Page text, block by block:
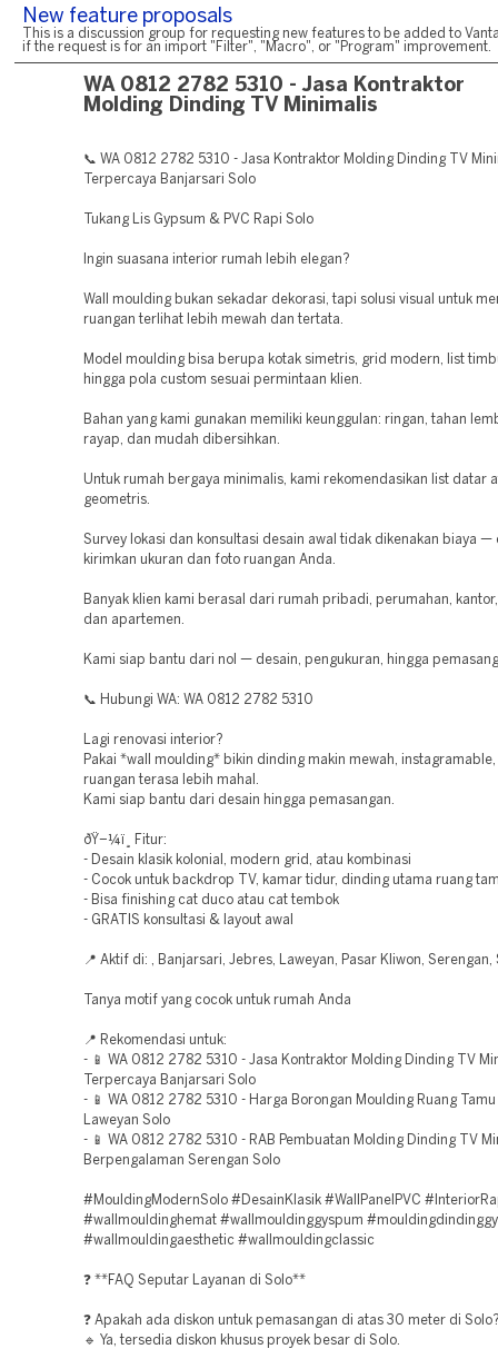
New feature proposals
This is a discussion group for requesting new features to be added to
if the request is for an import "Filter", "Macro", or "Program" improvement.
WA 0812 2782 5310 - Jasa Kontraktor
Molding Dinding TV Minimalis
📞 WA 0812 2782 5310 - Jasa Kontraktor Molding Dinding TV
Terpercaya Banjarsari Solo
Tukang Lis Gypsum & PVC Rapi Solo
Ingin suasana interior rumah lebih elegan?
Wall moulding bukan sekadar dekorasi, tapi solusi visual untuk
ruangan terlihat lebih mewah dan tertata.
Model moulding bisa berupa kotak simetris, grid modern, list
hingga pola custom sesuai permintaan klien.
Bahan yang kami gunakan memiliki keunggulan: ringan, tahan
rayap, dan mudah dibersihkan.
Untuk rumah bergaya minimalis, kami rekomendasikan list datar
geometris.
Survey lokasi dan konsultasi desain awal tidak dikenakan biaya —
kirimkan ukuran dan foto ruangan Anda.
Banyak klien kami berasal dari rumah pribadi, perumahan,
dan apartemen.
Kami siap bantu dari nol — desain, pengukuran, hingga
📞 Hubungi WA: WA 0812 2782 5310
Lagi renovasi interior?
Pakai *wall moulding* bikin dinding makin mewah,
ruangan terasa lebih mahal.
Kami siap bantu dari desain hingga pemasangan.
ðŸ–¼ï¸ Fitur:
- Desain klasik kolonial, modern grid, atau kombinasi
- Cocok untuk backdrop TV, kamar tidur, dinding utama ruang
- Bisa finishing cat duco atau cat tembok
- GRATIS konsultasi & layout awal
📍 Aktif di: , Banjarsari, Jebres, Laweyan, Pasar Kliwon, Serengan,
Tanya motif yang cocok untuk rumah Anda
📍 Rekomendasi untuk:
- 📱 WA 0812 2782 5310 - Jasa Kontraktor Molding Dinding TV
Terpercaya Banjarsari Solo
- 📱 WA 0812 2782 5310 - Harga Borongan Moulding Ruang
Laweyan Solo
- 📱 WA 0812 2782 5310 - RAB Pembuatan Molding Dinding TV
Berpengalaman Serengan Solo
#MouldingModernSolo #DesainKlasik #WallPanelPVC
#wallmouldinghemat #wallmouldinggyspum
#wallmouldingaesthetic #wallmouldingclassic
❓ **FAQ Seputar Layanan di Solo**
❓ Apakah ada diskon untuk pemasangan di atas 30 meter di
🔹 Ya, tersedia diskon khusus proyek besar di Solo.